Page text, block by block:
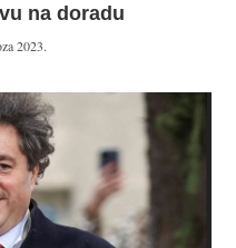
na doradu
2023.